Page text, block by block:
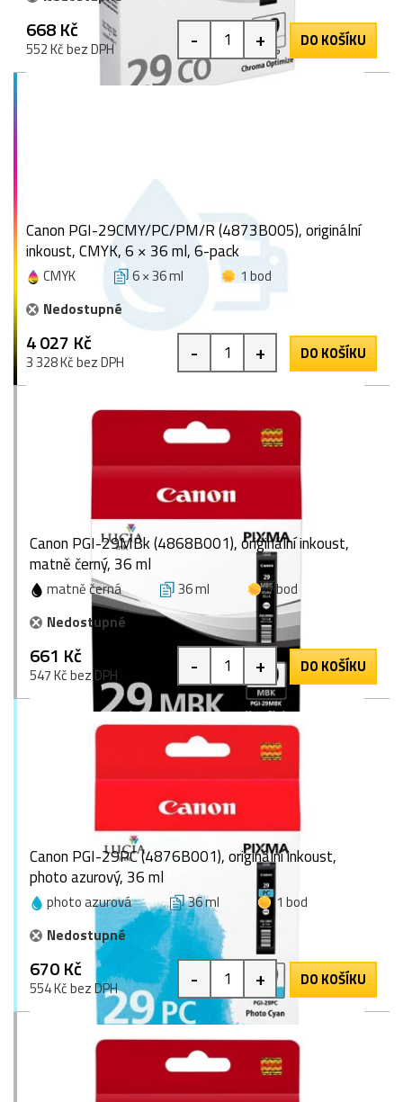
668 Kč
552 Kč bez DPH - + DO KOŠÍKU
Canon PGI-29CMY/PC/PM/R (4873B005), originální
inkoust, CMYK, 6 × 36 ml, 6-pack
CMYK 6 × 36 ml
1 bod
Nedostupné
4 027 Kč
3 328 Kč bez DPH - + DO KOŠÍKU
Canon PGI-29MBk (4868B001), originální inkoust,
matně černý, 36 ml
matně černá 36 ml
1 bod
Nedostupné
661 Kč
547 Kč bez DPH - + DO KOŠÍKU
Canon PGI-29PC (4876B001), originální inkoust,
photo azurový, 36 ml
photo azurová 36 ml
1 bod
Nedostupné
670 Kč
554 Kč bez DPH - + DO KOŠÍKU